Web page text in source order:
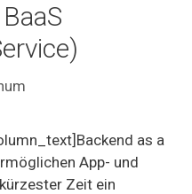
as a
App- und
Zeit ein